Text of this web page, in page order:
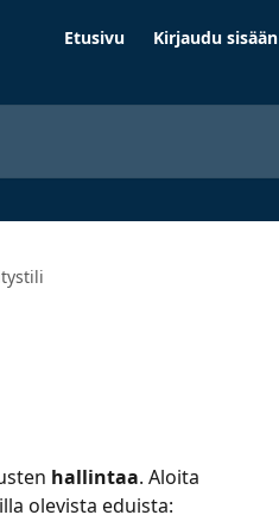
Etusivu Kirjaudu sisään
hallintaa. Aloita
olevista eduista: